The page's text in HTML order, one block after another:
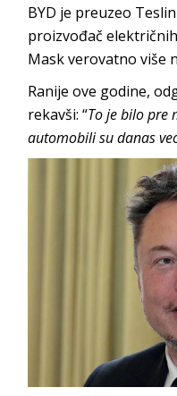
BYD je preuzeo
proizvođač
Mask verovatno više
Ranije ove godine,
rekavši: “To je bilo pre
automobili su danas